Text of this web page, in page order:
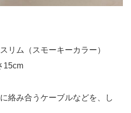
リム（スモーキーカラー）
15cm
絡み合うケーブルなどを、し